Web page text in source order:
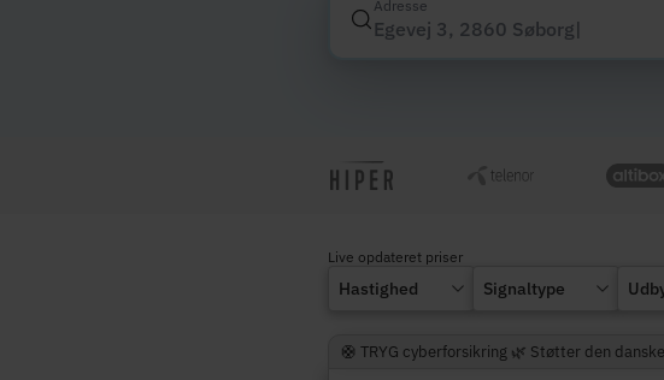
Adresse
Live opdateret priser
Hastighed Signaltype
🛟 TRYG cyberforsikring 🌿 Støtter den